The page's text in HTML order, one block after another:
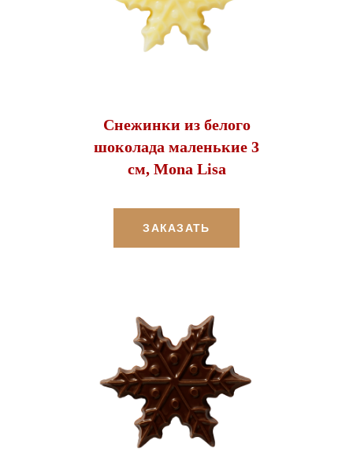
Снежинки из белого
шоколада маленькие 3
см, Mona Lisa
ЗАКАЗАТЬ